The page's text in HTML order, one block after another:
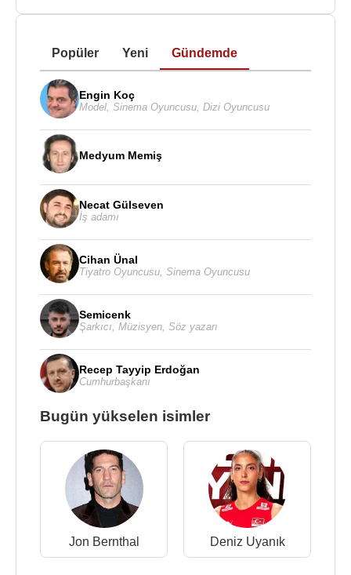
Popüler Yeni Gündemde
Engin Koç
Model Sinema Oyuncusu Dizi Oyuncusu
Medyum Memiş
Necat Gülseven
İş adamı
Cihan Ünal
Tiyatro Oyuncusu Sinema Oyuncusu
Semicenk
Şarkıcı Müzisyen Söz yazarı
Recep Tayyip Erdoğan
Cumhurbaşkanı
Bugün yükselen isimler
Jon Bernthal Deniz Uyanık